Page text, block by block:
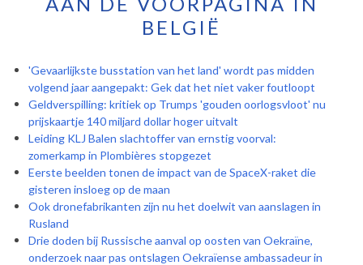
BELGIË
'Gevaarlijkste busstation van het land' wordt pas midden
volgend jaar aangepakt: Gek dat het niet vaker foutloopt
Geldverspilling: kritiek op Trumps 'gouden oorlogsvloot' nu
prijskaartje 140 miljard dollar hoger uitvalt
Leiding KLJ Balen slachtoffer van ernstig voorval:
zomerkamp in Plombières stopgezet
Eerste beelden tonen de impact van de SpaceX-raket die
gisteren insloeg op de maan
Ook dronefabrikanten zijn nu het doelwit van aanslagen in
Rusland
Drie doden bij Russische aanval op oosten van Oekraïne,
onderzoek naar pas ontslagen Oekraïense ambassadeur in